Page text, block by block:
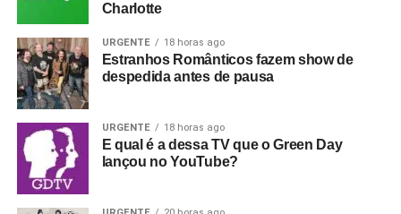
Charlotte
URGENTE 18 horas ago
Estranhos Românticos fazem show de
despedida antes de pausa
URGENTE 18 horas ago
E qual é a dessa TV que o Green Day
lançou no YouTube?